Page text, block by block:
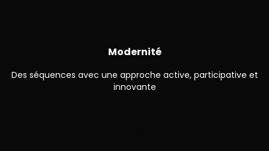
Modernité
Des séquences avec une approche active, participative et
innovante